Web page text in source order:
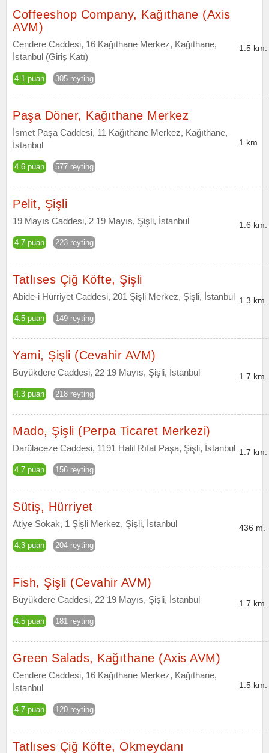
Coffeeshop Company, Kağıthane (Axis
AVM)
Cendere Caddesi, 16 Kağıthane Merkez, Kağıthane,
İstanbul (Giriş Katı)
4.1 puan 305 reyting
1.5 km.
Paşa Döner, Kağıthane Merkez
İsmet Paşa Caddesi, 11 Kağıthane Merkez, Kağıthane,
İstanbul
4.6 puan 577 reyting
1 km.
Pelit, Şişli
19 Mayıs Caddesi, 2 19 Mayıs, Şişli, İstanbul
4.7 puan 223 reyting
1.6 km.
Tatlıses Çiğ Köfte, Şişli
Abide-i Hürriyet Caddesi, 201 Şişli Merkez, Şişli, İstanbul
4.5 puan 149 reyting
1.3 km.
Yami, Şişli (Cevahir AVM)
Büyükdere Caddesi, 22 19 Mayıs, Şişli, İstanbul
4.3 puan 218 reyting
1.7 km.
Mado, Şişli (Perpa Ticaret Merkezi)
Darülaceze Caddesi, 1191 Halil Rıfat Paşa, Şişli, İstanbul
4.7 puan 156 reyting
1.7 km.
Sütiş, Hürriyet
Atiye Sokak, 1 Şişli Merkez, Şişli, İstanbul
4.3 puan 204 reyting
436 m.
Fish, Şişli (Cevahir AVM)
Büyükdere Caddesi, 22 19 Mayıs, Şişli, İstanbul
4.5 puan 181 reyting
1.7 km.
Green Salads, Kağıthane (Axis AVM)
Cendere Caddesi, 16 Kağıthane Merkez, Kağıthane,
İstanbul
4.7 puan 120 reyting
1.5 km.
Tatlıses Çiğ Köfte, Okmeydanı